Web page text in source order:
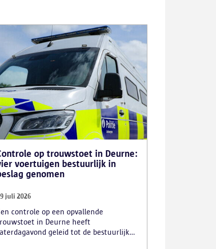
op trouwstoet in Deurne:
voertuigen bestuurlijk in
genomen
juli 2026
controle op een opvallende
in Deurne heeft
geleid tot de bestuurlijke